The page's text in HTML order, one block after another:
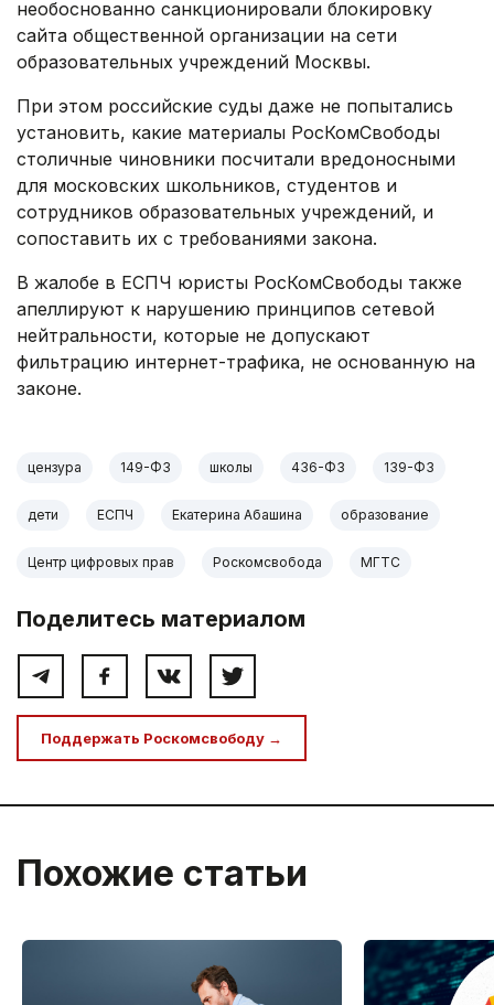
необоснованно санкционировали блокировку
сайта общественной организации на сети
образовательных учреждений Москвы.
При этом российские суды даже не попытались
установить, какие материалы РосКомСвободы
столичные чиновники посчитали вредоносными
для московских школьников, студентов и
сотрудников образовательных учреждений, и
сопоставить их с требованиями закона.
В жалобе в ЕСПЧ юристы РосКомСвободы также
апеллируют к нарушению принципов сетевой
нейтральности, которые не допускают
фильтрацию интернет-трафика, не основанную на
законе.
цензура 149-ФЗ школы 436-ФЗ 139-ФЗ
дети ЕСПЧ Екатерина Абашина образование
Центр цифровых прав Роскомсвобода МГТС
Поделитесь материалом
Поддержать Роскомсвободу →
Похожие статьи